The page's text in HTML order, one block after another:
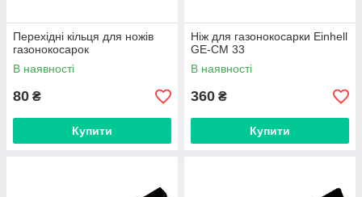
Перехідні кільця для ножів
газонокосарок
В наявності
80 ₴
Купити
Ніж для газонокосарки Einhell
GE-CM 33
В наявності
360 ₴
Купити